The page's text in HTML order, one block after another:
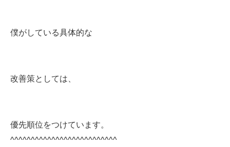
僕がしている具体的な
改善策としては、
優先順位をつけています。
^^^^^^^^^^^^^^^^^^^^^^^^^^